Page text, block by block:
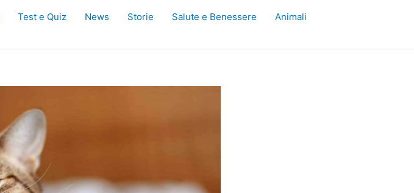
Test e Quiz News Storie Salute e Benessere
Animali